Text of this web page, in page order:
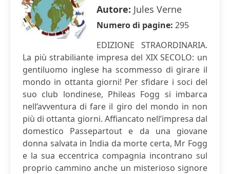
Autore: Jules Verne
Numero di pagine: 295
EDIZIONE STRAORDINARIA.
La più strabiliante impresa del XIX SECOLO: un
gentiluomo inglese ha scommesso di girare il
mondo in ottanta giorni! Per sfidare i soci del
suo club londinese, Phileas Fogg si imbarca
nell’avventura di fare il giro del mondo in non
più di ottanta giorni. Affiancato nell’impresa dal
domestico Passepartout e da una giovane
donna salvata in India da morte certa, Mr Fogg
e la sua eccentrica compagnia incontrano sul
proprio cammino anche un misterioso signore